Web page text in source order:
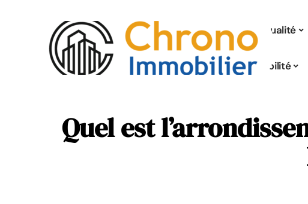
Actualité
Mobilité
Quel est